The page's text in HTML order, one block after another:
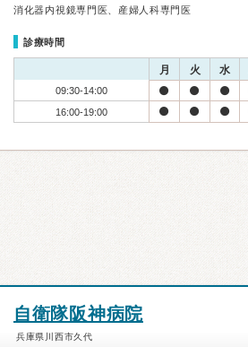
消化器内視鏡専門医、産婦人科専門医
診療時間
月 火 水
09:30-14:00
16:00-19:00
自衛隊阪神病院
兵庫県川西市久代